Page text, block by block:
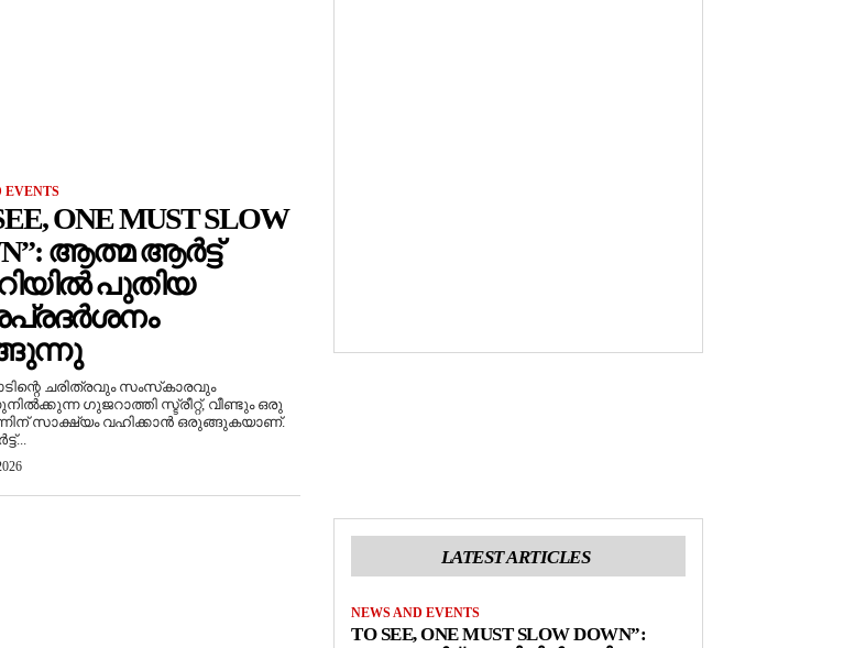
EVENTS
ONE MUST SLOW
ആത്മ ആർട്ട്
പുതിയ
ചരിത്രവും സംസ്‌കാരവും
ഗുജറാത്തി സ്ട്രീറ്റ്, വീണ്ടും ഒരു
സാക്ഷ്യം വഹിക്കാൻ ഒരുങ്ങുകയാണ്.
LATEST ARTICLES
NEWS AND EVENTS
TO SEE, ONE MUST SLOW DOWN”: